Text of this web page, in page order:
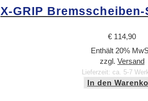
X-GRIP
€ 114,90
Enthält 20%
zzgl. Versand
Lieferzeit: ca. 5-7
In den